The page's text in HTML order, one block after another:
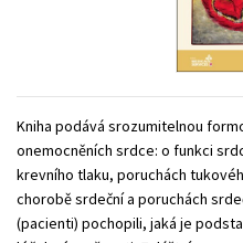
Kniha podává srozumitelnou
onemocněních srdce: o funkci
krevního tlaku, poruchách
chorobě srdeční a poruchách
(pacienti) pochopili, jaká je